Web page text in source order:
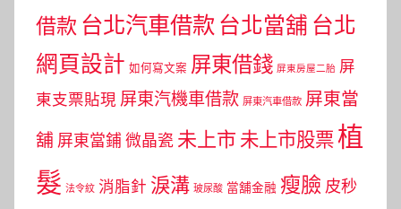
借款 台北汽車借款 台北當舖 台北
網頁設計 如何寫文案 屏東借錢 屏東房屋二胎 屏
東支票貼現 屏東汽機車借款 屏東汽車借款 屏東當
舖 屏東當鋪 微晶瓷 未上市 未上市股票植
髮 法令紋 消脂針 淚溝 玻尿酸 當舖金融 瘦臉 皮秒